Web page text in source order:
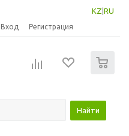
KZ RU
Вход Регистрация
Найти